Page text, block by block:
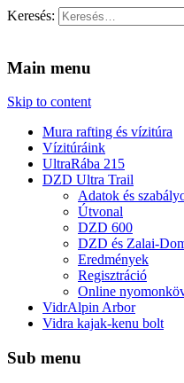
Keresés:
Main menu
Skip to content
Mura rafting és vízitúra
Vízitúráink
UltraRába 215
DZD Ultra Trail
Adatok és
Útvonal
DZD 600
DZD és Zalai-
Eredmények
Regisztráció
Online
VidrAlpin Arbor
Vidra kajak-kenu bolt
Sub menu